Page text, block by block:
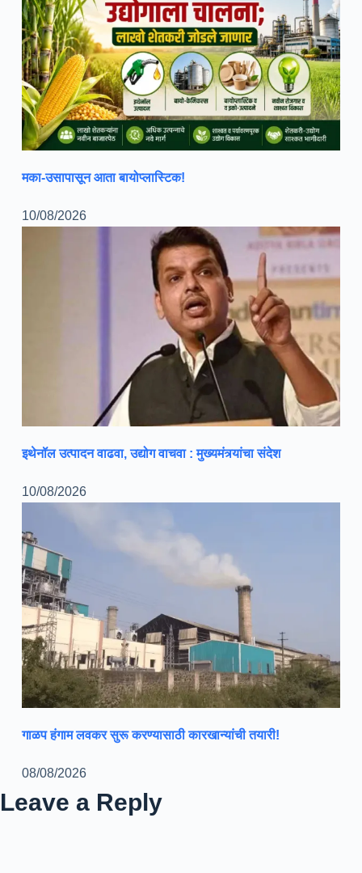
मका-उसापासून आता बायोप्लास्टिक!
10/08/2026
इथेनॉल उत्पादन वाढवा, उद्योग वाचवा : मुख्यमंत्र्यांचा संदेश
10/08/2026
गाळप हंगाम लवकर सुरू करण्यासाठी कारखान्यांची तयारी!
08/08/2026
Leave a Reply